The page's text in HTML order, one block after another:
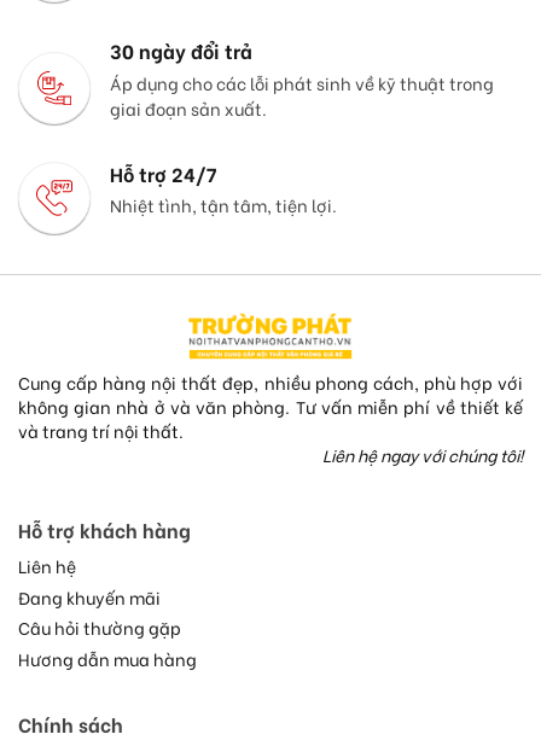
30 ngày đổi trả
Áp dụng cho các lỗi phát sinh về kỹ thuật trong
giai đoạn sản xuất.
Hỗ trợ 24/7
Nhiệt tình, tận tâm, tiện lợi.
Cung cấp hàng nội thất đẹp, nhiều phong cách, phù hợp với
không gian nhà ở và văn phòng. Tư vấn miễn phí về thiết kế
và trang trí nội thất.
Liên hệ ngay với chúng tôi!
Hỗ trợ khách hàng
Liên hệ
Đang khuyến mãi
Câu hỏi thường gặp
Hương dẫn mua hàng
Chính sách